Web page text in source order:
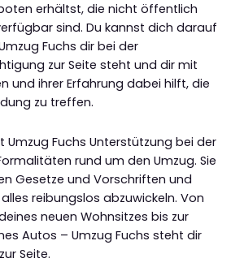
erhältst, die nicht öffentlich
sind. Du kannst dich darauf
Fuchs dir bei der
zur Seite steht und dir mit
und ihrer Erfahrung dabei hilft, die
zu treffen.
Fuchs Unterstützung bei der
rund um den Umzug. Sie
Gesetze und Vorschriften und
reibungslos abzuwickeln. Von
neuen Wohnsitzes bis zur
Autos – Umzug Fuchs steht dir
Seite.